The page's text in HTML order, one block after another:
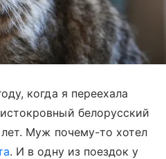
когда я переехала
белорусский
Муж почему-то хотел
. И в одну из поездок у